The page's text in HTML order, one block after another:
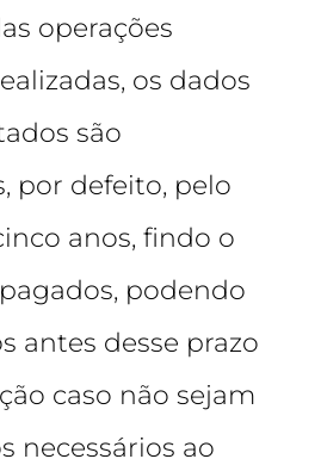
operações
os dados
são
por defeito, pelo
anos, findo o
podendo
antes desse prazo
caso não sejam
necessários ao